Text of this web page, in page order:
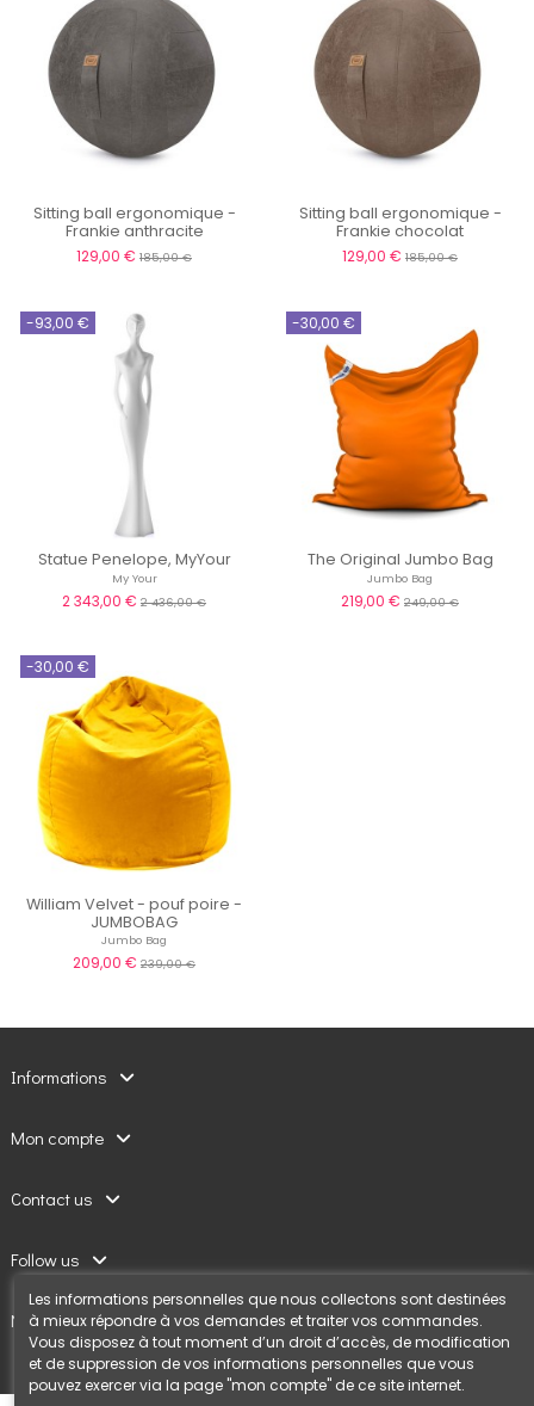
Sitting ball ergonomique -
Frankie anthracite
129,00 € 185,00 €
Sitting ball ergonomique -
Frankie chocolat
129,00 € 185,00 €
-93,00 €
Statue Penelope, MyYour
My Your
2 343,00 € 2 436,00 €
-30,00 €
The Original Jumbo Bag
Jumbo Bag
219,00 € 249,00 €
-30,00 €
William Velvet - pouf poire -
JUMBOBAG
Jumbo Bag
209,00 € 239,00 €
Informations
Mon compte
Contact us
Follow us
Newsletter
Les informations personnelles que nous collectons sont destinées
à mieux répondre à vos demandes et traiter vos commandes.
Vous disposez à tout moment d’un droit d’accès, de modification
et de suppression de vos informations personnelles que vous
pouvez exercer via la page "mon compte" de ce site internet.